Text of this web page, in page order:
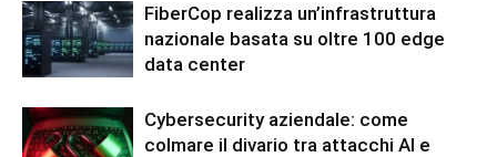
FiberCop realizza un’infrastruttura
nazionale basata su oltre 100 edge
data center
Cybersecurity aziendale: come
colmare il divario tra attacchi AI e